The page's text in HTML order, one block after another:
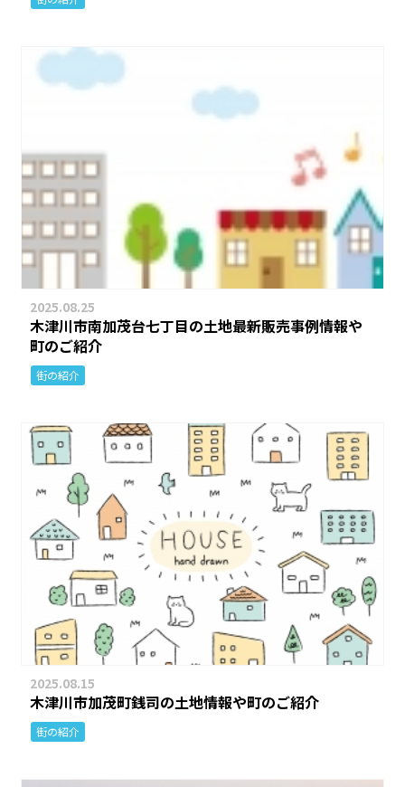
2025.08.25
木津川市南加茂台七丁目の土地最新販売事例情報や
町のご紹介
街の紹介
2025.08.15
木津川市加茂町銭司の土地情報や町のご紹介
街の紹介